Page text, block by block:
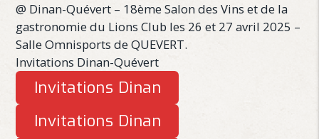
@ Dinan-Quévert – 18ème Salon des Vins et de la
gastronomie du Lions Club les 26 et 27 avril 2025 –
Salle Omnisports de QUEVERT.
Invitations Dinan-Quévert
Invitations Dinan
Invitations Dinan